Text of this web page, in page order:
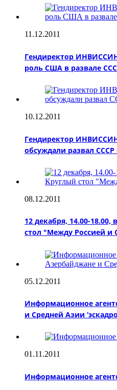
11.12.2011
Гендиректор ИНВИССИН
роль США в развале
10.12.2011
Гендиректор
обсуждали развал
08.12.2011
12 декабря, 14.00-
стол "Между Россией и
05.12.2011
Информационное
и Средней Азии
01.11.2011
Информационное